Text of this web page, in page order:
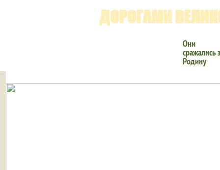
ДОРОГАМИ
Они
сражались
Родину